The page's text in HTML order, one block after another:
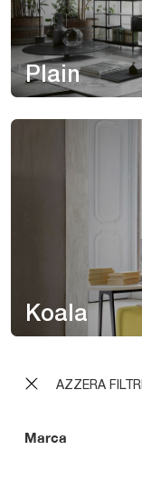
AZZERA FILTRI
Marca
Plain
Koala